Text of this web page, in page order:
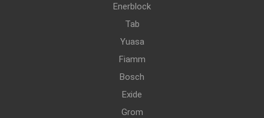
Enerblock
Tab
Yuasa
Fiamm
Bosch
Exide
Grom